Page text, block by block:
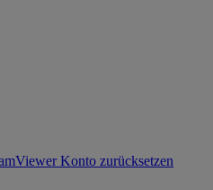
Konto zurücksetzen